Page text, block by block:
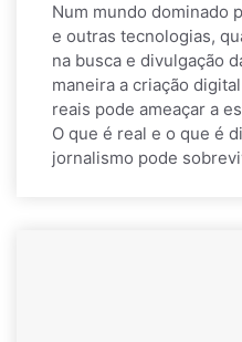
Num mundo dominado
e outras tecnologias,
na busca e divulgação
maneira a criação
reais pode ameaçar a
O que é real e o que é
jornalismo pode